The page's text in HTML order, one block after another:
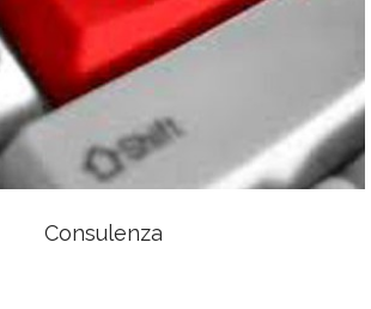
Consulenza